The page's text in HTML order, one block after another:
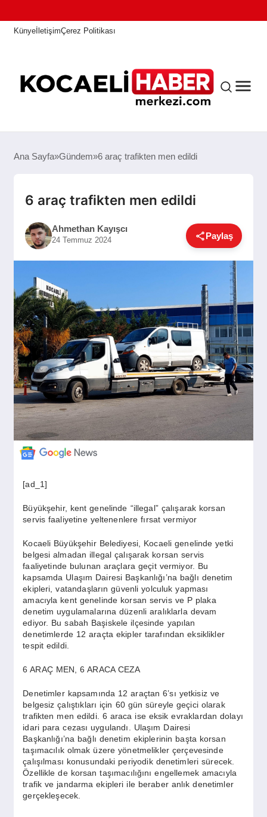
KünyeİletişimÇerez Politikası
ANASAYFA
KOCAELI HABER
ASAYIŞ
GÜNDEM
SIYASET
EĞITIM
EKONOMI
DÜNYA
YAŞAM
Ana Sayfa Gündem 6 araç trafikten men edildi
6 araç trafikten men edildi
Ahmethan Kayışcı
24 Temmuz 2024 Paylaş
[ad_1]
Büyükşehir, kent genelinde “illegal” çalışarak korsan
servis faaliyetine yeltenenlere fırsat vermiyor
Kocaeli Büyükşehir Belediyesi, Kocaeli genelinde yetki
belgesi almadan illegal çalışarak korsan servis
faaliyetinde bulunan araçlara geçit vermiyor. Bu
kapsamda Ulaşım Dairesi Başkanlığı’na bağlı denetim
ekipleri, vatandaşların güvenli yolculuk yapması
amacıyla kent genelinde korsan servis ve P plaka
denetim uygulamalarına düzenli aralıklarla devam
ediyor. Bu sabah Başiskele ilçesinde yapılan
denetimlerde 12 araçta ekipler tarafından eksiklikler
tespit edildi.
6 ARAÇ MEN, 6 ARACA CEZA
Denetimler kapsamında 12 araçtan 6’sı yetkisiz ve
belgesiz çalıştıkları için 60 gün süreyle geçici olarak
trafikten men edildi. 6 araca ise eksik evraklardan dolayı
idari para cezası uygulandı. Ulaşım Dairesi
Başkanlığı’na bağlı denetim ekiplerinin başta korsan
taşımacılık olmak üzere yönetmelikler çerçevesinde
çalışılması konusundaki periyodik denetimleri sürecek.
Özellikle de korsan taşımacılığını engellemek amacıyla
trafik ve jandarma ekipleri ile beraber anlık denetimler
gerçekleşecek.